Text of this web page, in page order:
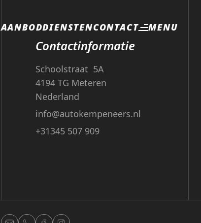
AANBODDIENSTENCONTACT MENU
Contactinformatie
Schoolstraat 5A
4194 TG Meteren
Nederland
info@autokempeneers.nl
+31345 507 909